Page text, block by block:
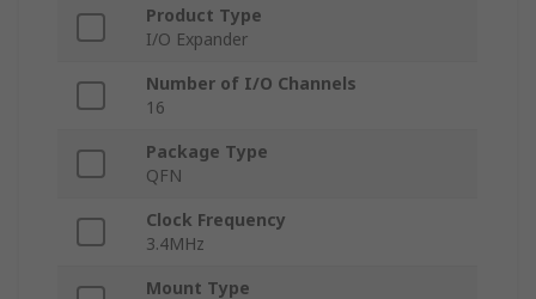
Product Type
I/O Expander
Number of I/O Channels
16
Package Type
QFN
Clock Frequency
3.4MHz
Mount Type